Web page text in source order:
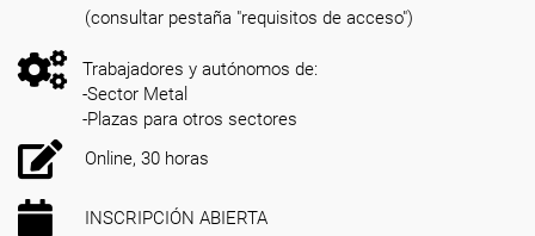
(consultar pestaña "requisitos de acceso")
Trabajadores y autónomos de:
-Sector Metal
-Plazas para otros sectores
Online, 30 horas
INSCRIPCIÓN ABIERTA